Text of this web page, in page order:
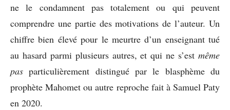
ne le condamnent pas totalement ou qui peuvent
comprendre une partie des motivations de l’auteur. Un
chiffre bien élevé pour le meurtre d’un enseignant tué
au hasard parmi plusieurs autres, et qui ne s’est même
pas particulièrement distingué par le blasphème du
prophète Mahomet ou autre reproche fait à Samuel Paty
en 2020.